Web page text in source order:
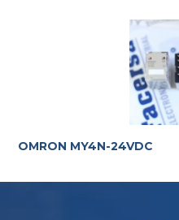
OMRON MY4N-24VDC
Te ayudamos con la